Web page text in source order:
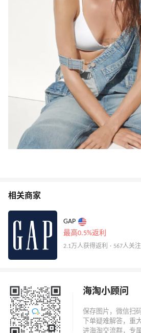
相关商家
GAP
最高0.5%返利
2.1万人获得返利 · 567人关注
海淘小顾问